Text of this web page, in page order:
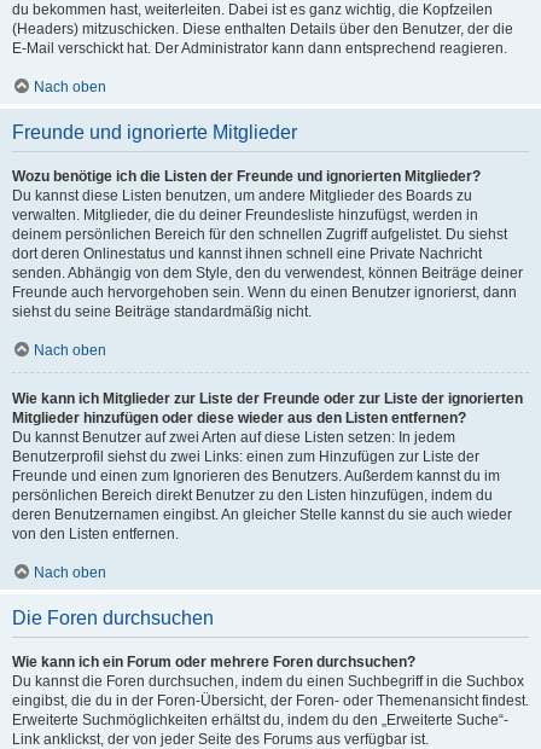
du bekommen hast, weiterleiten. Dabei ist es ganz wichtig, die Kopfzeilen
(Headers) mitzuschicken. Diese enthalten Details über den Benutzer, der die
E-Mail verschickt hat. Der Administrator kann dann entsprechend reagieren.
Nach oben
Freunde und ignorierte Mitglieder
Wozu benötige ich die Listen der Freunde und ignorierten Mitglieder?
Du kannst diese Listen benutzen, um andere Mitglieder des Boards zu
verwalten. Mitglieder, die du deiner Freundesliste hinzufügst, werden in
deinem persönlichen Bereich für den schnellen Zugriff aufgelistet. Du siehst
dort deren Onlinestatus und kannst ihnen schnell eine Private Nachricht
senden. Abhängig von dem Style, den du verwendest, können Beiträge deiner
Freunde auch hervorgehoben sein. Wenn du einen Benutzer ignorierst, dann
siehst du seine Beiträge standardmäßig nicht.
Nach oben
Wie kann ich Mitglieder zur Liste der Freunde oder zur Liste der ignorierten
Mitglieder hinzufügen oder diese wieder aus den Listen entfernen?
Du kannst Benutzer auf zwei Arten auf diese Listen setzen: In jedem
Benutzerprofil siehst du zwei Links: einen zum Hinzufügen zur Liste der
Freunde und einen zum Ignorieren des Benutzers. Außerdem kannst du im
persönlichen Bereich direkt Benutzer zu den Listen hinzufügen, indem du
deren Benutzernamen eingibst. An gleicher Stelle kannst du sie auch wieder
von den Listen entfernen.
Nach oben
Die Foren durchsuchen
Wie kann ich ein Forum oder mehrere Foren durchsuchen?
Du kannst die Foren durchsuchen, indem du einen Suchbegriff in die Suchbox
eingibst, die du in der Foren-Übersicht, der Foren- oder Themenansicht findest.
Erweiterte Suchmöglichkeiten erhältst du, indem du den „Erweiterte Suche“-
Link anklickst, der von jeder Seite des Forums aus verfügbar ist.